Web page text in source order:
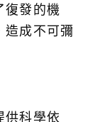
復發的機
造成不可彌
供科學依